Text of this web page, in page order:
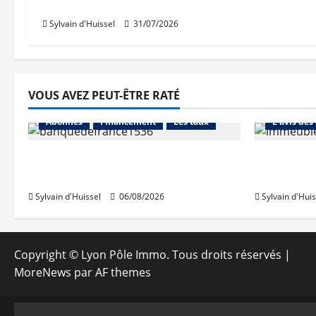
Sylvain d'Huissel 31/07/2026
VOUS AVEZ PEUT-ÊTRE RATÉ
Abonnés Financement Les taux
Sylvain d'Huissel 06/08/2026
L'avis
Sylvain
Copyright © Lyon Pôle Immo. Tous droits réservés |
MoreNews par AF themes